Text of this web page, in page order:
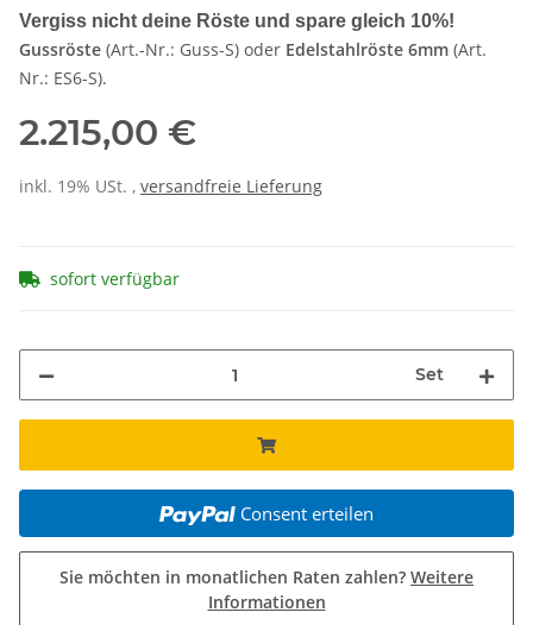
Vergiss nicht deine Röste und spare gleich 10%!
Gussröste (Art.-Nr.: Guss-S) oder Edelstahlröste 6mm (Art.
Nr.: ES6-S).
2.215,00 €
inkl. 19% USt. , versandfreie Lieferung
sofort verfügbar
Set
Consent erteilen
Sie möchten in monatlichen Raten zahlen? Weitere
Informationen